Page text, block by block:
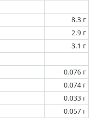
8.3 г
2.9 г
3.1 г
0.076 г
0.074 г
0.033 г
0.057 г